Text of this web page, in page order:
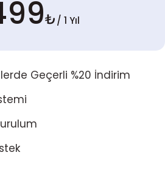
₺/ 1 Yıl
Geçerli %20 İndirim